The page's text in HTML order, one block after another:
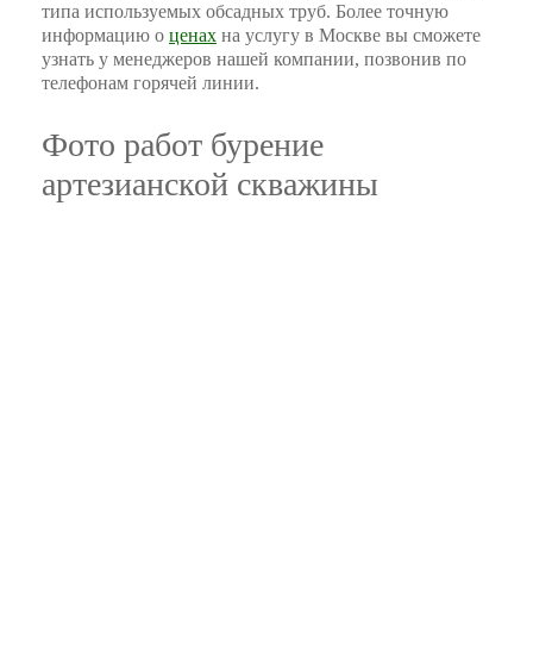
типа используемых обсадных труб. Более точную
информацию о ценах на услугу в Москве вы сможете
узнать у менеджеров нашей компании, позвонив по
телефонам горячей линии.
Фото работ бурение
артезианской скважины